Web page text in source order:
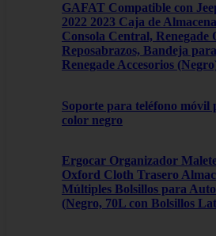
GAFAT Compatible con
2022 2023 Caja de
Consola Central, Renegade
Reposabrazos, Bandeja
Renegade Accesorios
Soporte para teléfono móvil
color negro
Ergocar Organizador
Oxford Cloth Trasero
Múltiples Bolsillos para
(Negro, 70L con Bolsillos